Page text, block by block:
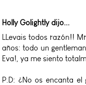
Holly Golightlydijo...
LLevais todos razón!!
años: todo un
Eva!, ya me siento
P.D: ¿No os encanta